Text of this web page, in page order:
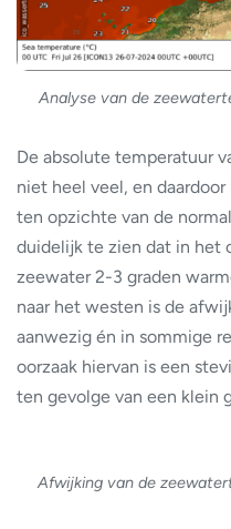
Analyse van de
De absolute temperatuur
niet heel veel, en
ten opzichte van de
duidelijk te zien dat in het
zeewater 2-3 graden
naar het westen is de
aanwezig én in sommige
oorzaak hiervan is een
ten gevolge van een klein
Afwijking van de